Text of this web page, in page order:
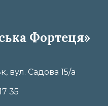
Фортеця»
вул. Садова 15/а
35